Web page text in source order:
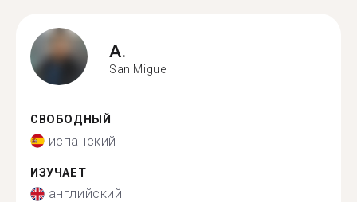
A.
San Miguel
СВОБОДНЫЙ
испанский
ИЗУЧАЕТ
английский